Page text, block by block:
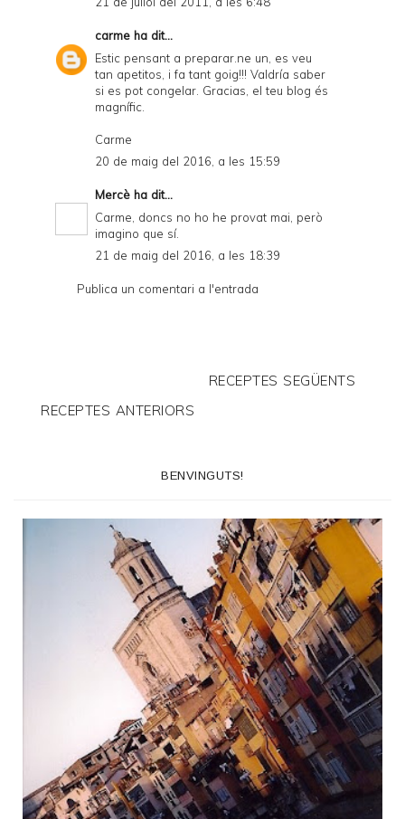
carme ha dit...
Estic pensant a preparar.ne un, es veu
tan apetitos, i fa tant goig!!! Valdría saber
si es pot congelar. Gracias, el teu blog és
magnífic.
Carme
20 de maig del 2016, a les 15:59
Mercè ha dit...
Carme, doncs no ho he provat mai, però
imagino que sí.
21 de maig del 2016, a les 18:39
Publica un comentari a l'entrada
RECEPTES SEGÜENTS
RECEPTES ANTERIORS
BENVINGUTS!